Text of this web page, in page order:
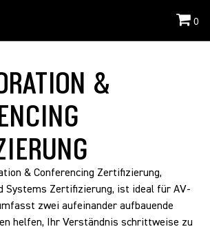
0
&
& Conferencing Zertifizierung,
Systems Zertifizierung, ist ideal für AV-
zwei aufeinander aufbauende
helfen, Ihr Verständnis schrittweise zu